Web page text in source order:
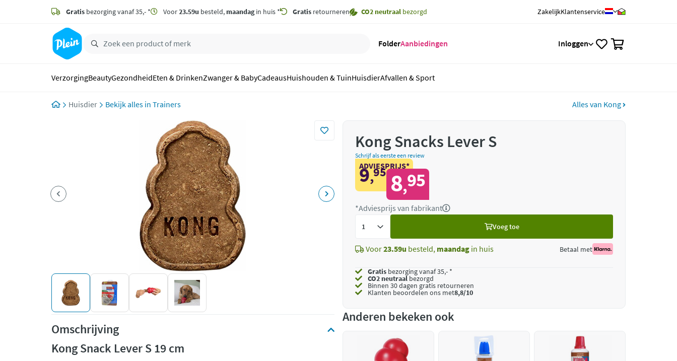
zoeken
hoofdinhoud
Gratis bezorging vanaf 35,- * Voor23.59u besteld, maandagin huis * Gratis retourneren CO2 neutraal bezorgd ZakelijkKlantenservice
FolderAanbiedingen Inloggen
VerzorgingBeautyGezondheidEten & DrinkenZwanger & BabyCadeausHuishouden & TuinHuisdierAfvallen & Sport
Huisdier Trainers Alles van Kong
Omschrijving
Kong Snack Lever S 19 cm
Kong Snacks Lever S
Schrijf als eerste een review
ADVIESPRIJS*
9,95 8,95
*Adviesprijs van fabrikant
Voeg toe
Voor23.59u besteld, maandag in huis Betaal met
Gratis bezorging vanaf 35,- *
CO2 neutraalbezorgd
Binnen 30 dagen gratis retourneren
Klanten beoordelen ons met8,8/10
Anderen bekeken ook